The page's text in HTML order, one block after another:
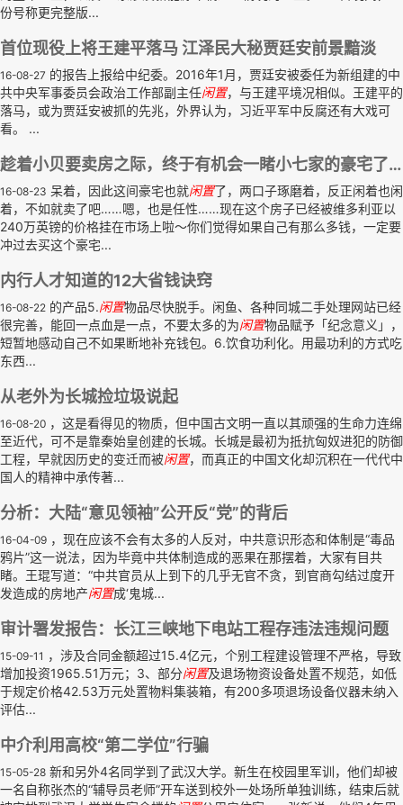
份号称更完整版...
首位现役上将王建平落马 江泽民大秘贾廷安前景黯淡
16-08-27 的报告上报给中纪委。2016年1月，贾廷安被委任为新组建的中
共中央军事委员会政治工作部副主任闲置，与王建平境况相似。王建平的
落马，或为贾廷安被抓的先兆，外界认为，习近平军中反腐还有大戏可
看。 ...
趁着小贝要卖房之际，终于有机会一睹小七家的豪宅了…
16-08-23 呆着，因此这间豪宅也就闲置了，两口子琢磨着，反正闲着也闲
着，不如就卖了吧……嗯，也是任性……现在这个房子已经被维多利亚以
240万英镑的价格挂在市场上啦～你们觉得如果自己有那么多钱，一定要
冲过去买这个豪宅...
内行人才知道的12大省钱诀窍
16-08-22 的产品5.闲置物品尽快脱手。闲鱼、各种同城二手处理网站已经
很完善，能回一点血是一点，不要太多的为闲置物品赋予「纪念意义」，
短暂地感动自己不如果断地补充钱包。6.饮食功利化。用最功利的方式吃
东西...
从老外为长城捡垃圾说起
16-08-20 ，这是看得见的物质，但中国古文明一直以其顽强的生命力连绵
至近代，可不是靠秦始皇创建的长城。长城是最初为抵抗匈奴进犯的防御
工程，早就因历史的变迁而被闲置，而真正的中国文化却沉积在一代代中
国人的精神中承传著...
分析：大陆“意见领袖”公开反“党”的背后
16-04-09 ，现在应该不会有太多的人反对，中共意识形态和体制是“毒品
鸦片”这一说法，因为毕竟中共体制造成的恶果在那摆着，大家有目共
睹。王琨写道：“中共官员从上到下的几乎无官不贪，到官商勾结过度开
发造成的房地产闲置成‘鬼城...
审计署发报告：长江三峡地下电站工程存违法违规问题
15-09-11 ，涉及合同金额超过15.4亿元，个别工程建设管理不严格，导致
增加投资1965.51万元；3、部分闲置及退场物资设备处置不规范，如低
于规定价格42.53万元处置物料集装箱，有200多项退场设备仪器未纳入
评估...
中介利用高校“第二学位”行骗
15-05-28 新和另外4名同学到了武汉大学。新生在校园里军训，他们却被
一名自称张杰的“辅导员老师”开车送到校外一处场所单独训练，结束后就